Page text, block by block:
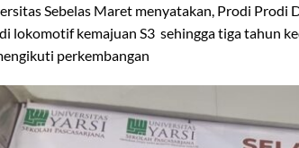
Sebelas Maret menyatakan, Prodi
lokomotif kemajuan S3 sehingga tiga tahun
perkembangan